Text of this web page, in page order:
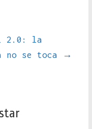
2.0: la
no se toca
→